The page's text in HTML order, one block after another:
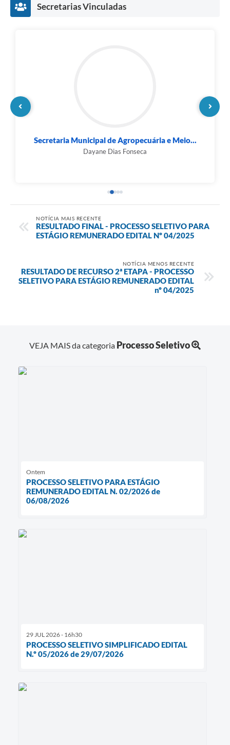
Secretarias Vinculadas
Secretaria Municipal de Fazenda
José Geraldo das Graças
NOTÍCIA MAIS RECENTE
RESULTADO FINAL - PROCESSO SELETIVO PARA
ESTÁGIO REMUNERADO EDITAL Nº 04/2025
NOTÍCIA MENOS RECENTE
RESULTADO DE RECURSO 2ª ETAPA - PROCESSO
SELETIVO PARA ESTÁGIO REMUNERADO EDITAL
nº 04/2025
VEJA MAIS da categoria Processo Seletivo
Ontem
PROCESSO SELETIVO PARA ESTÁGIO
REMUNERADO EDITAL N. 02/2026 de
06/08/2026
29 JUL 2026 - 16h30
PROCESSO SELETIVO SIMPLIFICADO EDITAL
N.º 05/2026 de 29/07/2026